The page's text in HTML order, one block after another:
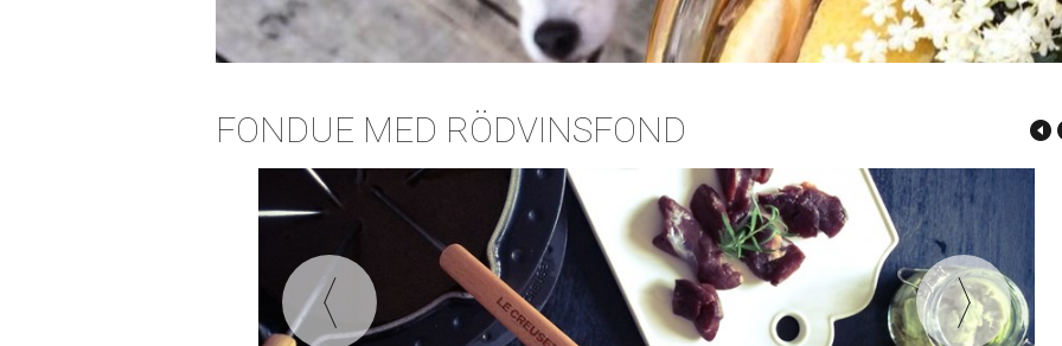
FONDUE MED RÖDVINSFOND